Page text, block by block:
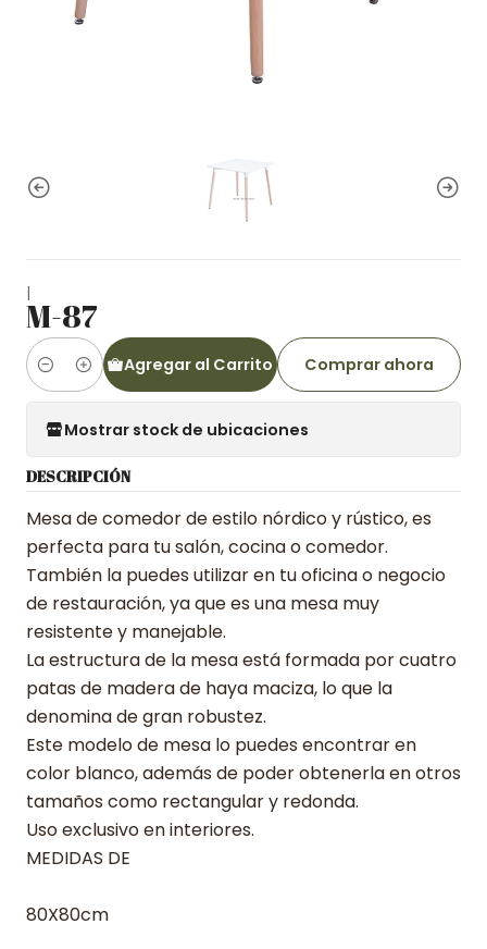
|
M-87
Cantidad
Agregar al Carrito Comprar ahora
Mostrar stock de ubicaciones
DESCRIPCIÓN
Mesa de comedor de estilo nórdico y rústico, es
perfecta para tu salón, cocina o comedor.
También la puedes utilizar en tu oficina o negocio
de restauración, ya que es una mesa muy
resistente y manejable.
La estructura de la mesa está formada por cuatro
patas de madera de haya maciza, lo que la
denomina de gran robustez.
Este modelo de mesa lo puedes encontrar en
color blanco, además de poder obtenerla en otros
tamaños como rectangular y redonda.
Uso exclusivo en interiores.
MEDIDAS DE
80X80cm